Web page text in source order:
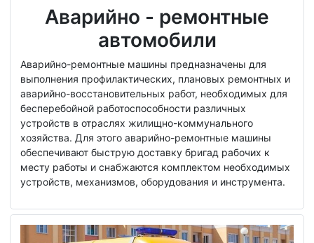
Аварийно - ремонтные
автомобили
Аварийно-ремонтные машины предназначены для
выполнения профилактических, плановых ремонтных и
аварийно-восстановительных работ, необходимых для
бесперебойной работоспособности различных
устройств в отраслях жилищно-коммунального
хозяйства. Для этого аварийно-ремонтные машины
обеспечивают быструю доставку бригад рабочих к
месту работы и снабжаются комплектом необходимых
устройств, механизмов, оборудования и инструмента.